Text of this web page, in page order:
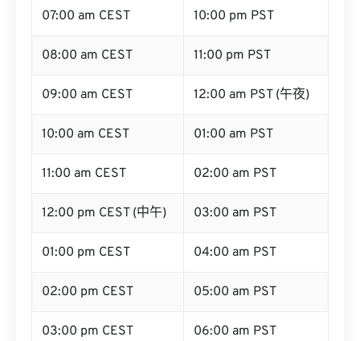
07:00 am CEST 10:00 pm PST
08:00 am CEST 11:00 pm PST
09:00 am CEST 12:00 am PST (午夜)
10:00 am CEST 01:00 am PST
11:00 am CEST 02:00 am PST
12:00 pm CEST (中午) 03:00 am PST
01:00 pm CEST 04:00 am PST
02:00 pm CEST 05:00 am PST
03:00 pm CEST 06:00 am PST